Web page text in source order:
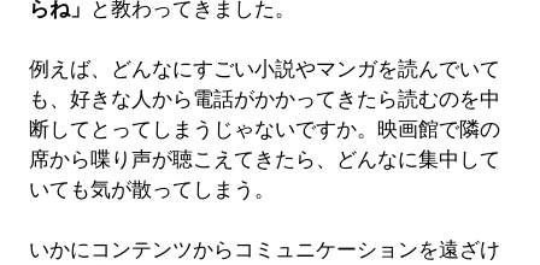
らね」
と教わってきました。
例えば、どんなにすごい小説やマンガを読んでいて
も、好きな人から電話がかかってきたら読むのを中
断してとってしまうじゃないですか。映画館で隣の
席から喋り声が聴こえてきたら、どんなに集中して
いても気が散ってしまう。
いかにコンテンツからコミュニケーションを遠ざけ